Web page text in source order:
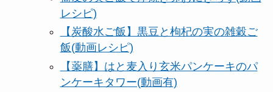
レシピ)
【炭酸水ご飯】黒豆と枸杞の実の雑穀ご
飯(動画レシピ)
【薬膳】はと麦入り玄米パンケーキのパ
ンケーキタワー(動画有)